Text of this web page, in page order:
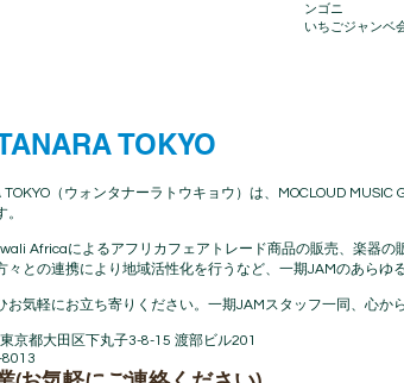
ンゴニ
いちごジャンベ
TOKYO
（ウォンタナーラトウキョウ）は、MOCLOUD MUSIC
。
Africaによるアフリカフェアトレード商品の販売、楽器の
々との連携により地域活性化を行うなど、一期JAMのあらゆ
お気軽にお立ち寄りください。一期JAMスタッフ一同、心か
京都大田区下丸子3-8-15 渡部ビル201
8013